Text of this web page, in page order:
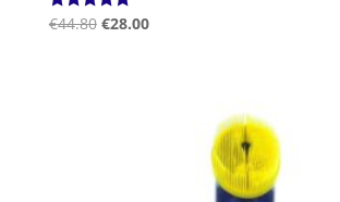
Ocenjeno
€44.80 €28.00